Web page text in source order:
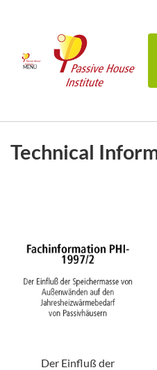
MENÜ
Technical
Der Einfluß der